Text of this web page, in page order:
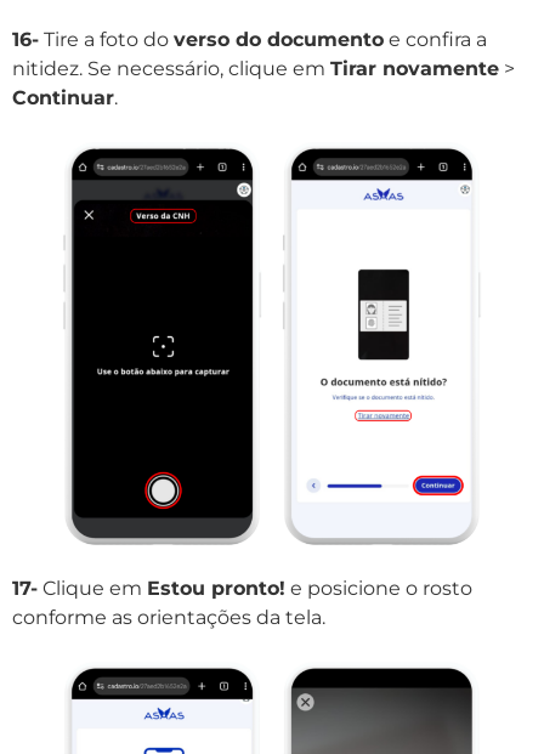
16- Tire a foto do verso do documento e confira a
nitidez. Se necessário, clique em Tirar novamente >
Continuar.
17- Clique em Estou pronto! e posicione o rosto
conforme as orientações da tela.